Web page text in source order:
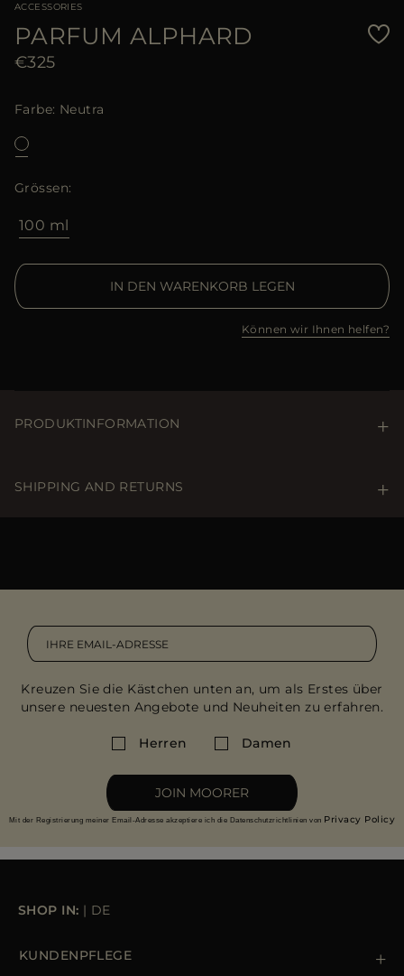
ACCESSORIES
PARFUM ALPHARD
€325
Farbe Neutra
Grössen
100 ml
IN DEN WARENKORB LEGEN
Können wir Ihnen helfen?
PRODUKTINFORMATION
harmonieren und schaffen eine subtile und lebendige
Vetiver, Eichenmoos, Amber
SHIPPING AND RETURNS
RETOUREN SIND KOSTENLOS
Ungetragene Ware können Sie innerhalb von 14
Weitere Retoureninfo
Kreuzen Sie die Kästchen unten an, um als Erstes über
unsere neuesten Angebote und Neuheiten zu erfahren.
Herren Damen
JOIN MOORER
Mit der Registrierung meiner Email-Adresse akzeptiere ich die Datenschutzrichtlinien von Privacy Policy
SHOP IN: | DE
KUNDENPFLEGE